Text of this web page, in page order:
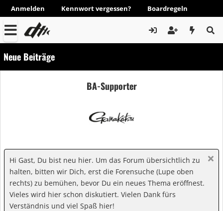
Anmelden Kennwort vergessen? Boardregeln
Neue Beiträge
BA-Supporter
Hi Gast, Du bist neu hier. Um das Forum übersichtlich zu
halten, bitten wir Dich, erst die Forensuche (Lupe oben
rechts) zu bemühen, bevor Du ein neues Thema eröffnest.
Vieles wird hier schon diskutiert. Vielen Dank fürs
Verständnis und viel Spaß hier!